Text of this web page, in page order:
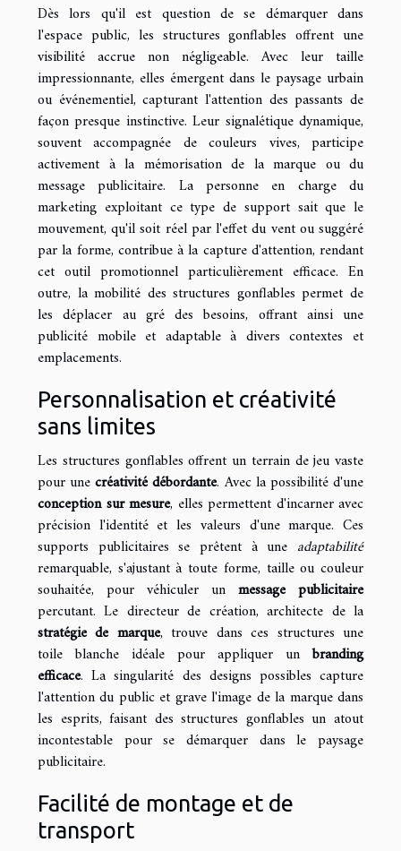
Dès lors qu'il est question de se démarquer dans
l'espace public, les structures gonflables offrent une
visibilité accrue non négligeable. Avec leur taille
impressionnante, elles émergent dans le paysage urbain
ou événementiel, capturant l'attention des passants de
façon presque instinctive. Leur signalétique dynamique,
souvent accompagnée de couleurs vives, participe
activement à la mémorisation de la marque ou du
message publicitaire. La personne en charge du
marketing exploitant ce type de support sait que le
mouvement, qu'il soit réel par l'effet du vent ou suggéré
par la forme, contribue à la capture d'attention, rendant
cet outil promotionnel particulièrement efficace. En
outre, la mobilité des structures gonflables permet de
les déplacer au gré des besoins, offrant ainsi une
publicité mobile et adaptable à divers contextes et
emplacements.
Personnalisation et créativité
sans limites
Les structures gonflables offrent un terrain de jeu vaste
pour unecréativité débordante. Avec la possibilité d'une
conception sur mesure, elles permettent d'incarner avec
précision l'identité et les valeurs d'une marque. Ces
supports publicitaires se prêtent à une adaptabilité
remarquable, s'ajustant à toute forme, taille ou couleur
souhaitée, pour véhiculer un message publicitaire
percutant. Le directeur de création, architecte de la
stratégie de marque, trouve dans ces structures une
toile blanche idéale pour appliquer unbranding
efficace. La singularité des designs possibles capture
l'attention du public et grave l'image de la marque dans
les esprits, faisant des structures gonflables un atout
incontestable pour se démarquer dans le paysage
publicitaire.
Facilité de montage et de
transport